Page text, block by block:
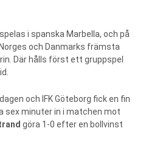
i spanska Marbella, och på
och Danmarks främsta
Där hålls först ett gruppspel
och IFK Göteborg fick en fin
sex minuter in i matchen mot
göra 1-0 efter en bollvinst